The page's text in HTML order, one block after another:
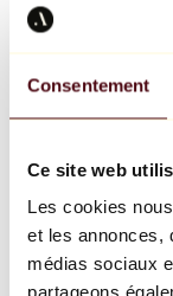
Consentement
Ce site web
Les cookies
et les annonces,
médias sociaux
partageons
Œuvre de la